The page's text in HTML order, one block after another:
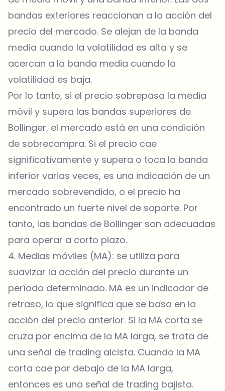
bandas exteriores reaccionan a la acción del
precio del mercado. Se alejan de la banda
media cuando la volatilidad es alta y se
acercan a la banda media cuando la
volatilidad es baja.
Por lo tanto, si el precio sobrepasa la media
móvil y supera las bandas superiores de
Bollinger, el mercado está en una condición
de sobrecompra. Si el precio cae
significativamente y supera o toca la banda
inferior varias veces, es una indicación de un
mercado sobrevendido, o el precio ha
encontrado un fuerte nivel de soporte. Por
tanto, las bandas de Bollinger son adecuadas
para operar a corto plazo.
4. Medias móviles (MA): se utiliza para
suavizar la acción del precio durante un
período determinado. MA es un indicador de
retraso, lo que significa que se basa en la
acción del precio anterior. Si la MA corta se
cruza por encima de la MA larga, se trata de
una señal de trading alcista. Cuando la MA
corta cae por debajo de la MA larga,
entonces es una señal de trading bajista.